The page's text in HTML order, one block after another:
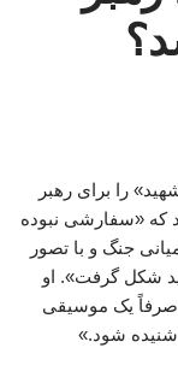
را برای رهبر
که «سفارشی نبوده
جنگ و با تصور
شکل گرفت». او
صرفاً یک موسیقی
شنیده شود.»